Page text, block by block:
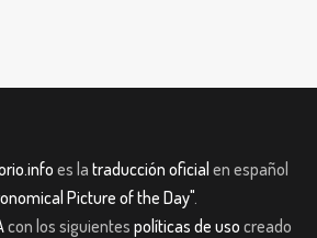
es la traducción oficial en español
Picture of the Day".
con los siguientes políticas de uso creado